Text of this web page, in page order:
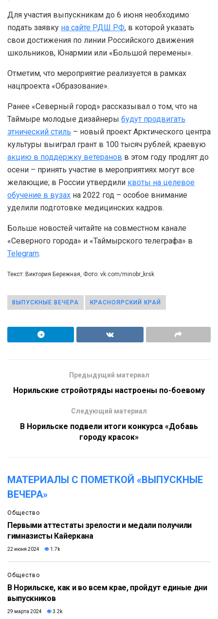
Для участия выпускникам до 6 июня необходимо
подать заявку на сайте РДШ РФ, в которой указать
свои достижения по линии Российского движения
школьников, Юнармии или «Большой перемены».
Отметим, что мероприятие реализуется в рамках
нацпроекта «Образование».
Ранее «Северный город» рассказывал о том, что на
Таймыре молодые дизайнеры будут продвигать
этнический стиль – новый проект Арктического центра
культуры выиграл грант в 100 тысяч рублей; краевую
акцию в поддержку ветеранов в этом году продлят до
осени – принять участие в мероприятиях могут все
желающие; в России утвердили квоты на целевое
обучение в вузах на 2022 год – особое внимание
уделили подготовке медицинских кадров.
Больше новостей читайте на совместном канале
«Северного города» и «Таймырского телеграфа» в
Telegram.
Текст: Виктория Бережная, Фото: vk.com/minobr_krsk
ВЫПУСКНЫЕ ВЕЧЕРА КРАСНОЯРСКИЙ КРАЙ
Предыдущий материал
Норильские стройотряды настроены по-боевому
Следующий материал
В Норильске подвели итоги конкурса «Добавь
городу красок»
МАТЕРИАЛЫ С ПОМЕТКОЙ «ВЫПУСКНЫЕ
ВЕЧЕРА»
Общество
Первыми аттестаты зрелости и медали получили
гимназисты Кайеркана
22 июня 2024 1.7k
Общество
В Норильске, как и во всем крае, пройдут единые дни
выпускников
29 марта 2024 3.2k